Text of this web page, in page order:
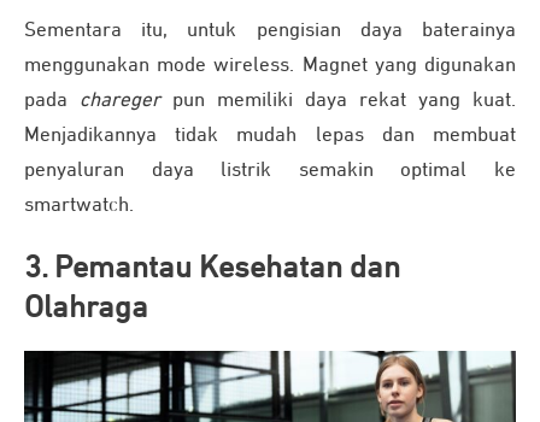
Sementara itu, untuk pengisian daya baterainya
menggunakan mode wireless. Magnet yang digunakan
pada charegerpun memiliki daya rekat yang kuat.
Menjadikannya tidak mudah lepas dan membuat
penyaluran daya listrik semakin optimal ke
smartwatch.
3. Pemantau Kesehatan dan
Olahraga